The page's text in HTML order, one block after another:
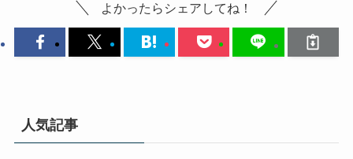
よかったらシェアしてね！
人気記事